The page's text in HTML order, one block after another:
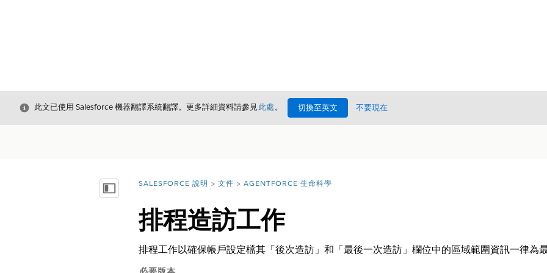
結束
此文已使用 Salesforce 機器翻譯系統翻譯。更多詳細資料請參見此處。 切換至英文 不要現在
顯示目錄 您位於此處：
SALESFORCE 說明 文件 AGENTFORCE 生命科學
排程造訪工作
排程工作以確保帳戶設定檔其「後次造訪」和「最後一次造訪」欄位中的區域範圍資訊一律為最